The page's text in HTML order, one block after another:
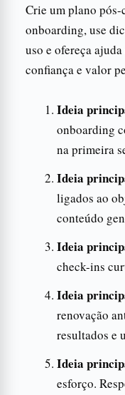
Crie um plano
onboarding, use
uso e ofereça
confiança e valor
Ideia
onboarding
na primeira
Ideia
ligados ao
conteúdo
Ideia
check-ins
Ideia
renovação
resultados e
Ideia
esforço.